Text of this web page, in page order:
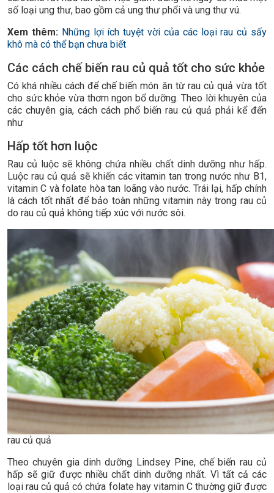
số loại ung thư, bao gồm cả ung thư phổi và ung thư vú.
Xem thêm: Những lợi ích tuyệt vời của các loại rau củ sấy
khô mà có thể bạn chưa biết
Các cách chế biến rau củ quả tốt cho sức khỏe
Có khá nhiều cách để chế biến món ăn từ rau củ quả vừa tốt
cho sức khỏe vừa thơm ngon bổ dưỡng. Theo lời khuyên của
các chuyên gia, cách cách phổ biến rau củ quả phải kể đến
như
Hấp tốt hơn luộc
Rau củ luộc sẽ không chứa nhiều chất dinh dưỡng như hấp.
Luộc rau củ quả sẽ khiến các vitamin tan trong nước như B1,
vitamin C và folate hòa tan loãng vào nước. Trái lại, hấp chính
là cách tốt nhất để bảo toàn những vitamin này trong rau củ
do rau củ quả không tiếp xúc với nước sôi.
rau củ quả
Theo chuyên gia dinh dưỡng Lindsey Pine, chế biến rau củ
hấp sẽ giữ được nhiều chất dinh dưỡng nhất. Vì tất cả các
loại rau củ quả có chứa folate hay vitamin C thường giữ được